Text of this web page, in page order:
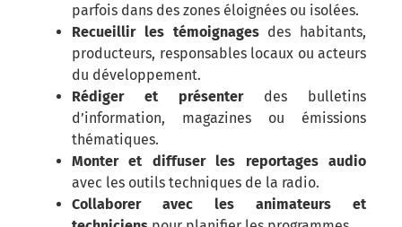
parfois dans des zones éloignées ou isolées.
Recueillir les témoignagesdes habitants,
producteurs, responsables locaux ou acteurs
du développement.
Rédiger et présenterdes bulletins
d’information, magazines ou émissions
thématiques.
Monter et diffuser les reportages audio
avec les outils techniques de la radio.
Collaborer avec les animateurs et